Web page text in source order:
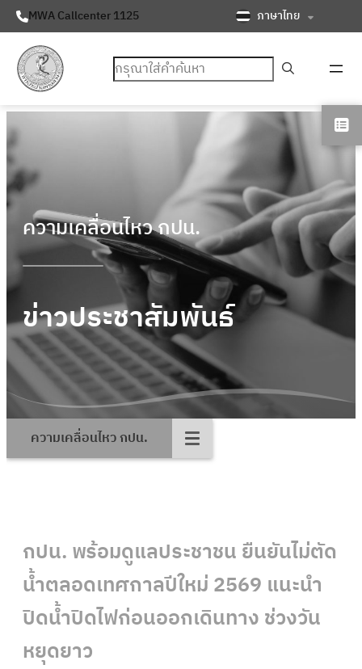
MWA Callcenter 1125 ภาษาไทย
ค้นหา
ความเคลื่อนไหว กปน.
ข่าวประชาสัมพันธ์
ความเคลื่อนไหว กปน.
กปน. พร้อมดูแลประชาชน ยืนยันไม่ตัด
น้ำตลอดเทศกาลปีใหม่ 2569 แนะนำ
ปิดน้ำปิดไฟก่อนออกเดินทาง ช่วงวัน
หยุดยาว